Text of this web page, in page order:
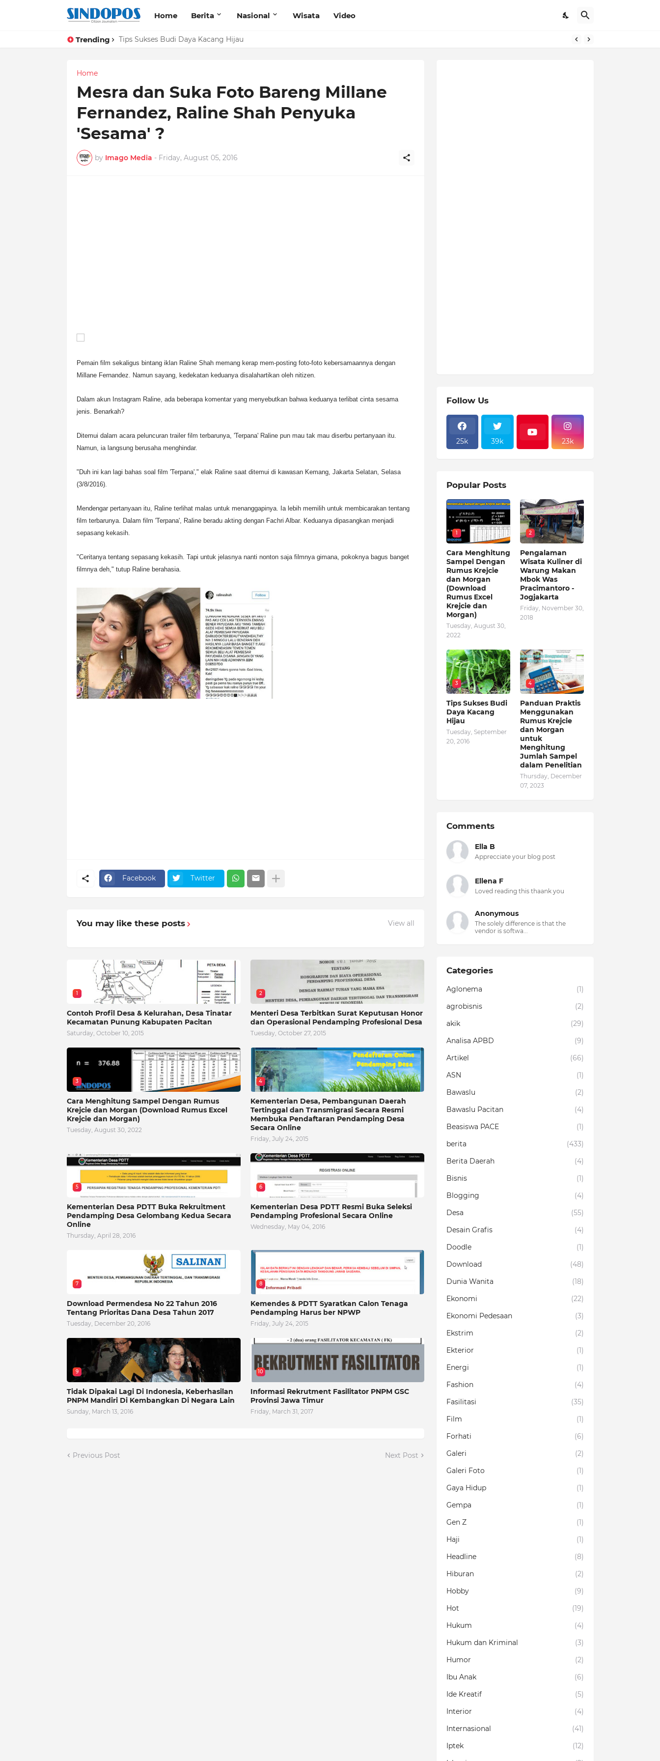
Home Berita Nasional Wisata Video
Trending Tips Sukses Budi Daya Kacang Hijau
Home
Mesra dan Suka Foto Bareng Millane
Fernandez, Raline Shah Penyuka
'Sesama' ?
by Imago Media - Friday, August 05, 2016
Pemain film sekaligus bintang iklan Raline Shah memang kerap mem-posting foto-foto kebersamaannya dengan
Millane Fernandez. Namun sayang, kedekatan keduanya disalahartikan oleh nitizen.
Dalam akun Instagram Raline, ada beberapa komentar yang menyebutkan bahwa keduanya terlibat cinta sesama
jenis. Benarkah?
Ditemui dalam acara peluncuran trailer film terbarunya, 'Terpana' Raline pun mau tak mau diserbu pertanyaan itu.
Namun, ia langsung berusaha menghindar.
"Duh ini kan lagi bahas soal film 'Terpana'," elak Raline saat ditemui di kawasan Kemang, Jakarta Selatan, Selasa
(3/8/2016).
Mendengar pertanyaan itu, Raline terlihat malas untuk menanggapinya. Ia lebih memilih untuk membicarakan tentang
film terbarunya. Dalam film 'Terpana', Raline beradu akting dengan Fachri Albar. Keduanya dipasangkan menjadi
sepasang kekasih.
"Ceritanya tentang sepasang kekasih. Tapi untuk jelasnya nanti nonton saja filmnya gimana, pokoknya bagus banget
filmnya deh," tutup Raline berahasia.
Facebook Twitter
You may like these posts View all
1
Contoh Profil Desa & Kelurahan, Desa Tinatar
Kecamatan Punung Kabupaten Pacitan
Saturday, October 10, 2015
2
Menteri Desa Terbitkan Surat Keputusan Honor
dan Operasional Pendamping Profesional Desa
Tuesday, October 27, 2015
3
Cara Menghitung Sampel Dengan Rumus
Krejcie dan Morgan (Download Rumus Excel
Krejcie dan Morgan)
Tuesday, August 30, 2022
4
Kementerian Desa, Pembangunan Daerah
Tertinggal dan Transmigrasi Secara Resmi
Membuka Pendaftaran Pendamping Desa
Secara Online
Friday, July 24, 2015
5
Kementerian Desa PDTT Buka Rekruitment
Pendamping Desa Gelombang Kedua Secara
Online
Thursday, April 28, 2016
6
Kementerian Desa PDTT Resmi Buka Seleksi
Pendamping Profesional Secara Online
Wednesday, May 04, 2016
7
Download Permendesa No 22 Tahun 2016
Tentang Prioritas Dana Desa Tahun 2017
Tuesday, December 20, 2016
8
Kemendes & PDTT Syaratkan Calon Tenaga
Pendamping Harus ber NPWP
Friday, July 24, 2015
9
Tidak Dipakai Lagi Di Indonesia, Keberhasilan
PNPM Mandiri Di Kembangkan Di Negara Lain
Sunday, March 13, 2016
10
Informasi Rekrutment Fasilitator PNPM GSC
Provinsi Jawa Timur
Friday, March 31, 2017
Previous Post Next Post
Follow Us
25k 39k 23k
Popular Posts
1
Cara Menghitung
Sampel Dengan
Rumus Krejcie
dan Morgan
(Download
Rumus Excel
Krejcie dan
Morgan)
Tuesday, August 30,
2022
2
Pengalaman
Wisata Kuliner di
Warung Makan
Mbok Was
Pracimantoro -
Jogjakarta
Friday, November 30,
2018
3
Tips Sukses Budi
Daya Kacang
Hijau
Tuesday, September
20, 2016
4
Panduan Praktis
Menggunakan
Rumus Krejcie
dan Morgan
untuk
Menghitung
Jumlah Sampel
dalam Penelitian
Thursday, December
07, 2023
Comments
Ella B
Apprecciate your blog post
Ellena F
Loved reading this thaank you
Anonymous
The solely difference is that the
vendor is softwa...
Categories
Aglonema
(1)
agrobisnis
(2)
akik
(29)
Analisa APBD
(9)
Artikel
(66)
ASN
(1)
Bawaslu
(2)
Bawaslu Pacitan
(4)
Beasiswa PACE
(1)
berita
(433)
Berita Daerah
(4)
Bisnis
(1)
Blogging
(4)
Desa
(55)
Desain Grafis
(4)
Doodle
(1)
Download
(48)
Dunia Wanita
(18)
Ekonomi
(22)
Ekonomi Pedesaan
(3)
Ekstrim
(2)
Ekterior
(1)
Energi
(1)
Fashion
(4)
Fasilitasi
(35)
Film
(1)
Forhati
(6)
Galeri
(2)
Galeri Foto
(1)
Gaya Hidup
(1)
Gempa
(1)
Gen Z
(1)
Haji
(1)
Headline
(8)
Hiburan
(2)
Hobby
(9)
Hot
(19)
Hukum
(4)
Hukum dan Kriminal
(3)
Humor
(2)
Ibu Anak
(6)
Ide Kreatif
(5)
Interior
(4)
Internasional
(41)
Iptek
(12)